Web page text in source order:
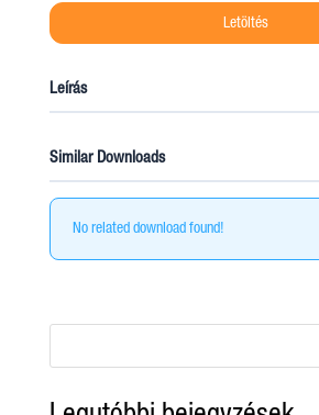
Letöltés
Leírás
Similar Downloads
No related download found!